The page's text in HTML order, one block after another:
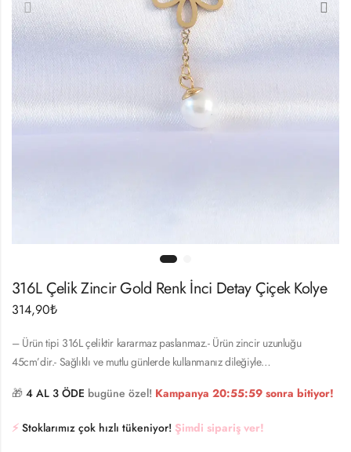
316L Çelik Zincir Gold Renk İnci Detay Çiçek Kolye
314,90₺
– Ürün tipi 316L çeliktir kararmaz paslanmaz.- Ürün zincir uzunluğu
45cm’dir.- Sağlıklı ve mutlu günlerde kullanmanız dileğiyle…
🎁 4 AL 3 ÖDE bugüne özel! Kampanya 20:55:59 sonra bitiyor!
⚡️ Stoklarımız çok hızlı tükeniyor! Şimdi sipariş ver!